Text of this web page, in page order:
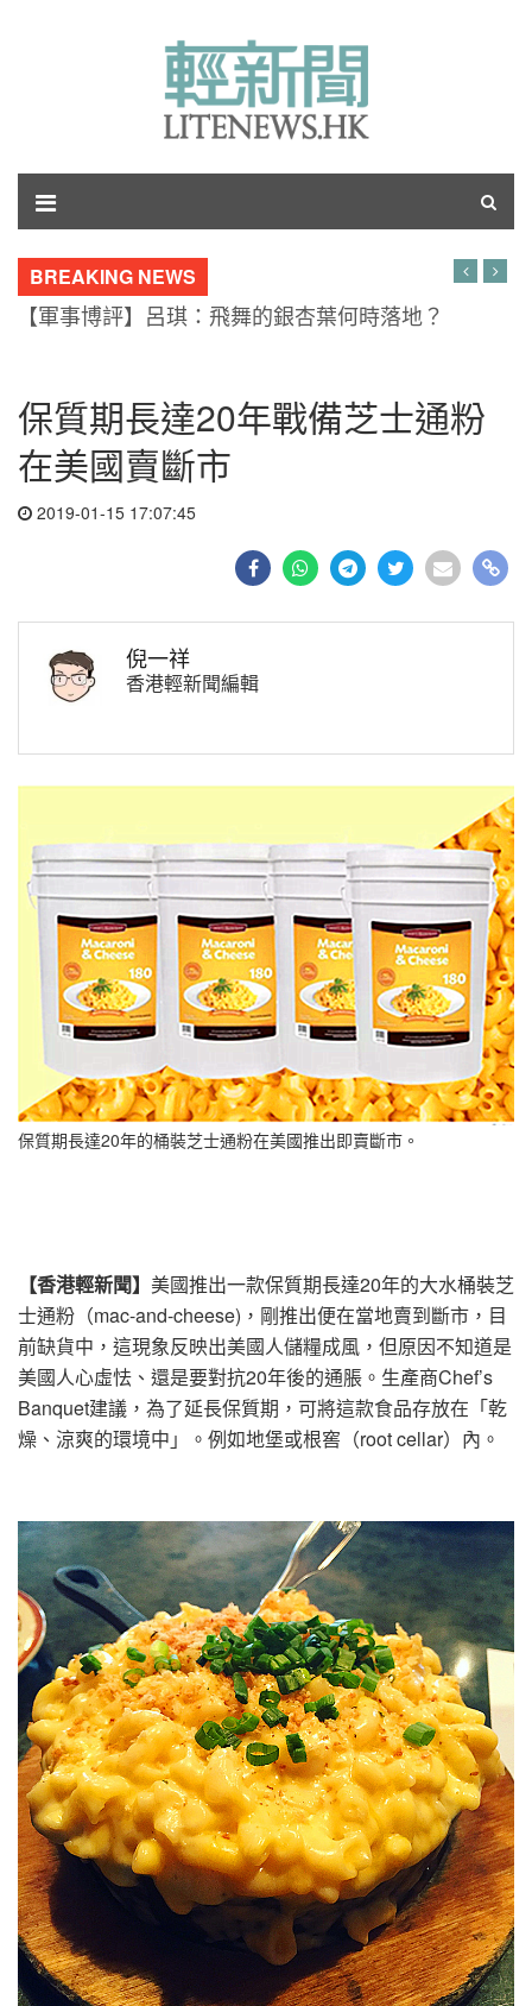
BREAKING NEWS
【軍事博評】呂琪：飛舞的銀杏葉何時落地？
保質期長達20年戰備芝士通粉
在美國賣斷市
2019-01-15 17:07:45
倪一祥
香港輕新聞編輯
保質期長達20年的桶裝芝士通粉在美國推出即賣斷市。
【香港輕新聞】 美國推出一款保質期長達20年的大水桶裝芝
士通粉（mac-and-cheese)，剛推出便在當地賣到斷市，目
前缺貨中，這現象反映出美國人儲糧成風，但原因不知道是
美國人心虛怯、還是要對抗20年後的通脹。生產商Chef’s
Banquet建議，為了延長保質期，可將這款食品存放在「乾
燥、涼爽的環境中」。例如地堡或根窖（root cellar）內。